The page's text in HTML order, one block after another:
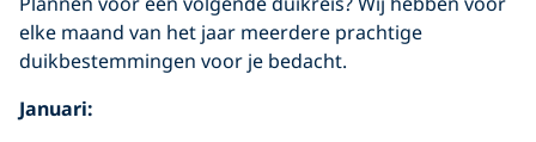
elke maand van het jaar meerdere prachtige
duikbestemmingen voor je bedacht.
Januari: